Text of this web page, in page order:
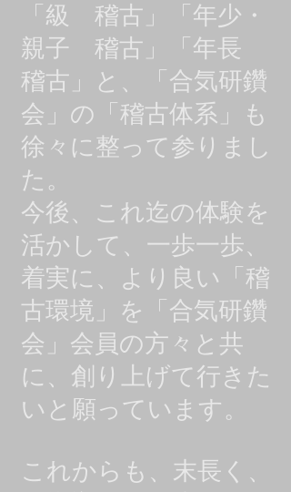
「級 稽古」「年少・
親子 稽古」「年長
稽古」と、「合気研鑽
会」の「稽古体系」も
徐々に整って参りまし
た。
今後、これ迄の体験を
活かして、一歩一歩、
着実に、より良い「稽
古環境」を「合気研鑽
会」会員の方々と共
に、創り上げて行きた
いと願っています。
これからも、末長く、